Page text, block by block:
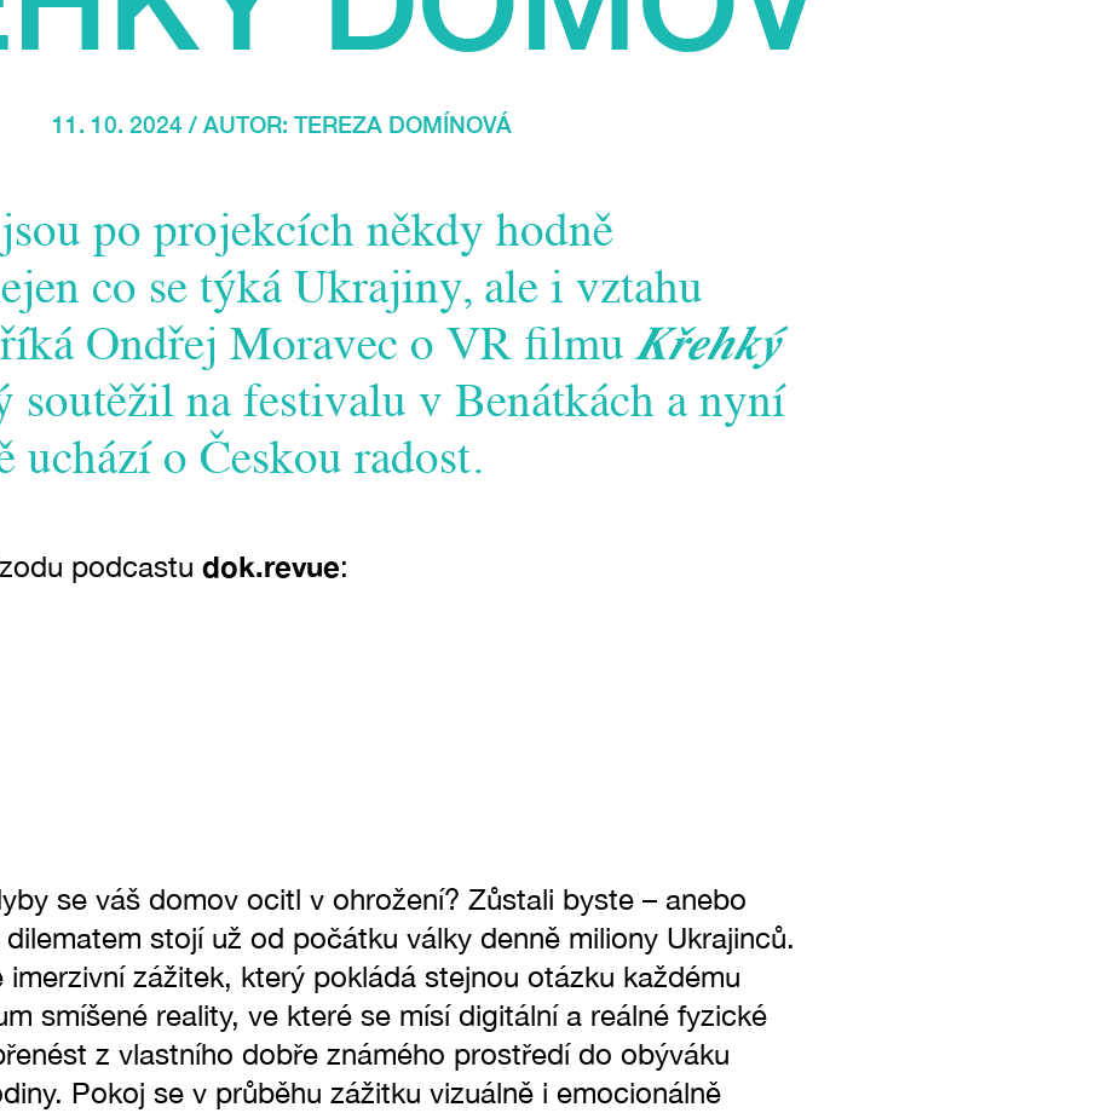
11. 10. 2024 / AUTOR: TEREZA DOMÍNOVÁ
po projekcích někdy hodně
co se týká Ukrajiny, ale i vztahu
Ondřej Moravec o VR filmuKřehký
soutěžil na festivalu v Benátkách a nyní
uchází o Českou radost.
podcastu dok.revue:
se váš domov ocitl v ohrožení? Zůstali byste – anebo
stojí už od počátku války denně miliony Ukrajinců.
imerzivní zážitek, který pokládá stejnou otázku každému
smíšené reality, ve které se mísí digitální a reálné fyzické
z vlastního dobře známého prostředí do obýváku
Pokoj se v průběhu zážitku vizuálně i emocionálně